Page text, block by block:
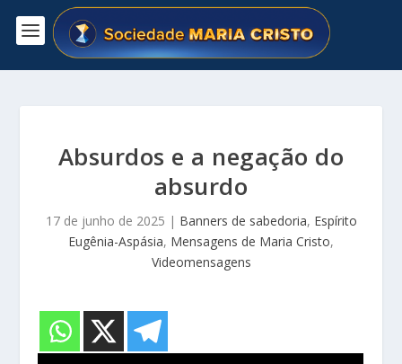
Absurdos e a negação do
absurdo
17 de junho de 2025 | Banners de sabedoria, Espírito
Eugênia-Aspásia, Mensagens de Maria Cristo,
Videomensagens